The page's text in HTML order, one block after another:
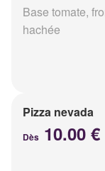
Base tomate,
hachée
Pizza nevada
Dès 10.00 €